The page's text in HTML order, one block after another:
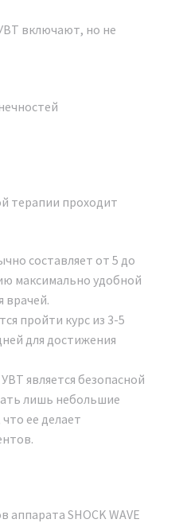
до и после
и
и документы
НА
ударно-
включают, но не
терапии проходит
составляет от 5 до
максимально удобной
врачей.
пройти курс из 3-5
для достижения
является безопасной
лишь небольшие
ее делает
SHOCK WAVE